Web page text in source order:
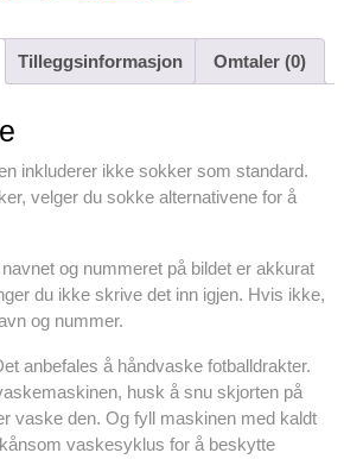
er
e
at
s
p
p
d
di
ar
e
Tilleggsinformasjon Omtaler (0)
inkluderer ikke sokker som standard.
velger du sokke alternativene for å
og nummeret på bildet er akkurat
du ikke skrive det inn igjen. Hvis ikke,
og nummer.
anbefales å håndvaske fotballdrakter.
husk å snu skjorten på
vaske den. Og fyll maskinen med kaldt
vaskesyklus for å beskytte